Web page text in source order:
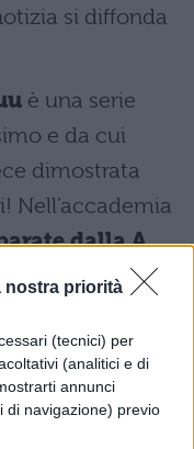
nostra priorità
(tecnici) per
(analitici e di
annunci
di navigazione) previo
si diffonda
è una serie
e da cui
dimostrata
Nell’accademia
dalla A
confort
rotte, banchi
la mitica
scalata delle